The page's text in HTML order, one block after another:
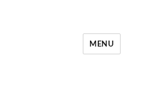
MENU